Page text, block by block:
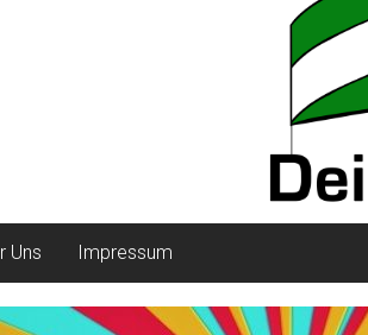
Uns Impressum